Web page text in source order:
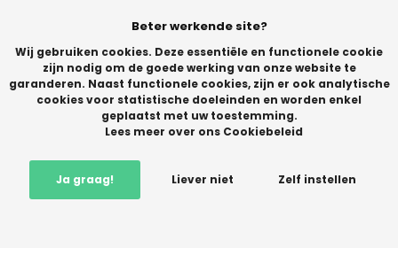
Vikingchoice.nl - Scherpe prijzen! Ruime keuze9.2- Trusted
Beter werkende site?
Wij gebruiken cookies. Deze essentiële en functionele cookie
zijn nodig om de goede werking van onze website te
garanderen. Naast functionele cookies, zijn er ook analytische
cookies voor statistische doeleinden en worden enkel
geplaatst met uw toestemming.
Lees meer over ons Cookiebeleid
Ja graag! Liever niet Zelf instellen